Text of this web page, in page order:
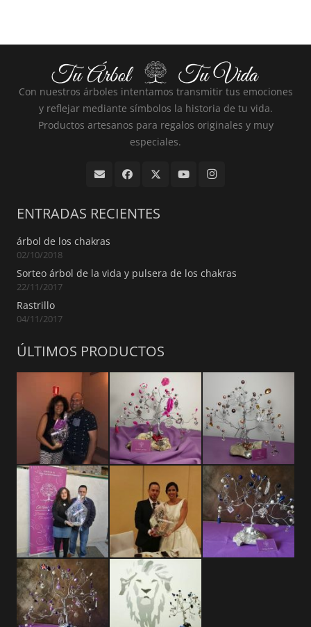
Con nuestros árboles intentamos transmitir tus emociones
y reflejar mediante símbolos la historia de tu vida.
Productos artesanos para regalos originales y muy
especiales.
ENTRADAS RECIENTES
árbol de los chakras
02/10/2018
Sorteo árbol de la vida y pulsera de los chakras
22/11/2017
Rastrillo
04/11/2017
ÚLTIMOS PRODUCTOS